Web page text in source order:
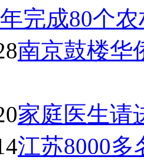
完成80个
南京鼓楼华
家庭医生请
江苏8000